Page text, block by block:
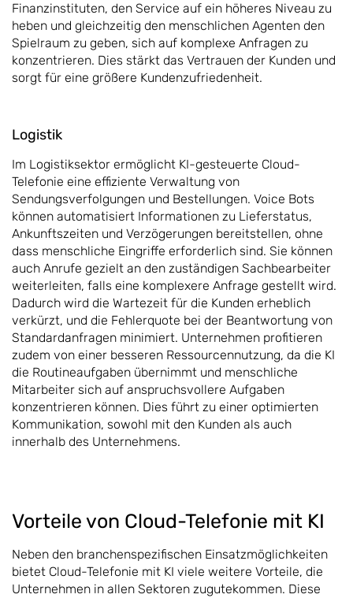
Finanzinstituten, den Service auf ein höheres Niveau zu
heben und gleichzeitig den menschlichen Agenten den
Spielraum zu geben, sich auf komplexe Anfragen zu
konzentrieren. Dies stärkt das Vertrauen der Kunden und
sorgt für eine größere Kundenzufriedenheit.
Logistik
Im Logistiksektor ermöglicht KI-gesteuerte Cloud-
Telefonie eine effiziente Verwaltung von
Sendungsverfolgungen und Bestellungen. Voice Bots
können automatisiert Informationen zu Lieferstatus,
Ankunftszeiten und Verzögerungen bereitstellen, ohne
dass menschliche Eingriffe erforderlich sind. Sie können
auch Anrufe gezielt an den zuständigen Sachbearbeiter
weiterleiten, falls eine komplexere Anfrage gestellt wird.
Dadurch wird die Wartezeit für die Kunden erheblich
verkürzt, und die Fehlerquote bei der Beantwortung von
Standardanfragen minimiert. Unternehmen profitieren
zudem von einer besseren Ressourcennutzung, da die KI
die Routineaufgaben übernimmt und menschliche
Mitarbeiter sich auf anspruchsvollere Aufgaben
konzentrieren können. Dies führt zu einer optimierten
Kommunikation, sowohl mit den Kunden als auch
innerhalb des Unternehmens.
Vorteile von Cloud-Telefonie mit KI
Neben den branchenspezifischen Einsatzmöglichkeiten
bietet Cloud-Telefonie mit KI viele weitere Vorteile, die
Unternehmen in allen Sektoren zugutekommen. Diese